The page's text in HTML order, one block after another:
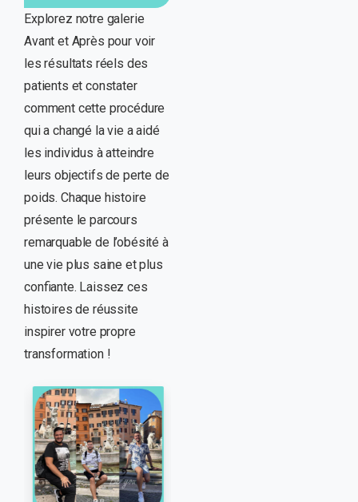
Explorez notre galerie
Avant et Après pour voir
les résultats réels des
patients et constater
comment cette procédure
qui a changé la vie a aidé
les individus à atteindre
leurs objectifs de perte de
poids. Chaque histoire
présente le parcours
remarquable de l’obésité à
une vie plus saine et plus
confiante. Laissez ces
histoires de réussite
inspirer votre propre
transformation !